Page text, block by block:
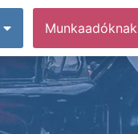
Munkaadóknak